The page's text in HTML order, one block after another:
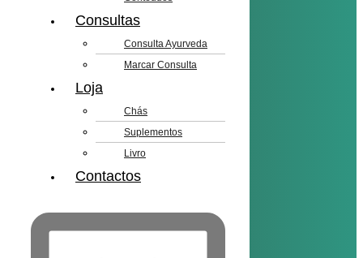
Consultas
Consulta Ayurveda
Marcar Consulta
Loja
Chás
Suplementos
Livro
Contactos